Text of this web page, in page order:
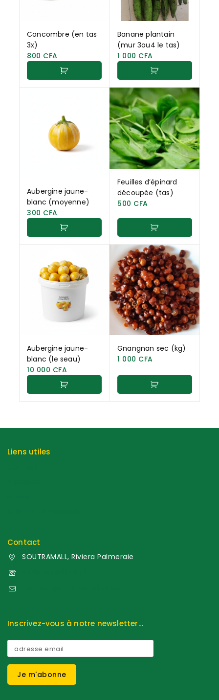
Concombre (en tas
3x)
800 CFA
Banane plantain
(mur 3ou4 le tas)
1 000 CFA
Aubergine jaune-
blanc (moyenne)
300 CFA
Feuilles d’épinard
découpée (tas)
500 CFA
Aubergine jaune-
blanc (le seau)
10 000 CFA
Gnangnan sec (kg)
1 000 CFA
Liens utiles
Contact
SOUTRAMALL, Riviera Palmeraie
Inscrivez-vous à notre newsletter…